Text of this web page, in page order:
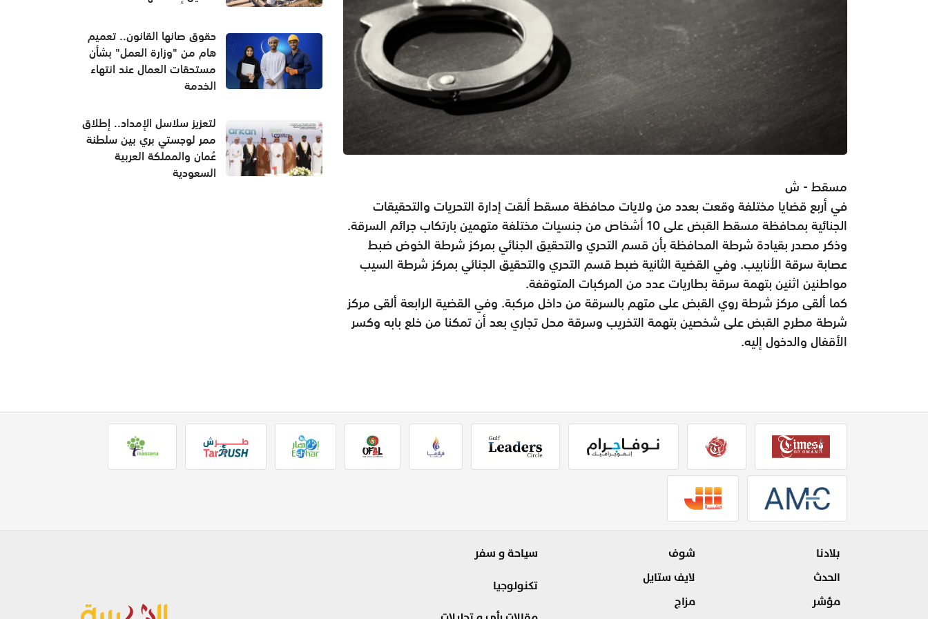
مسقط - ش
في أربع قضايا مختلفة وقعت بعدد من ولايات محافظة مسقط ألقت إدارة التحريات والتحقيقات
الجنائية بمحافظة مسقط القبض على 10 أشخاص من جنسيات مختلفة متهمين بارتكاب جرائم السرقة.
وذكر مصدر بقيادة شرطة المحافظة بأن قسم التحري والتحقيق الجنائي بمركز شرطة الخوض ضبط
عصابة سرقة الأنابيب. وفي القضية الثانية ضبط قسم التحري والتحقيق الجنائي بمركز شرطة السيب
مواطنين اثنين بتهمة سرقة بطاريات عدد من المركبات المتوقفة.
كما ألقى مركز شرطة روي القبض على متهم بالسرقة من داخل مركبة. وفي القضية الرابعة ألقى مركز
شرطة مطرح القبض على شخصين بتهمة التخريب وسرقة محل تجاري بعد أن تمكنا من خلع بابه وكسر
الأقفال والدخول إليه.
حقوق صانها القانون.. تعميم
هام من "وزارة العمل" بشأن
مستحقات العمال عند انتهاء
الخدمة
لتعزيز سلاسل الإمداد.. إطلاق
ممر لوجستي بري بين سلطنة
عُمان والمملكة العربية
السعودية
بلادنا
الحدث
مؤشر
شوف
لايف ستايل
مزاج
سياحة و سفر
تكنولوجيا